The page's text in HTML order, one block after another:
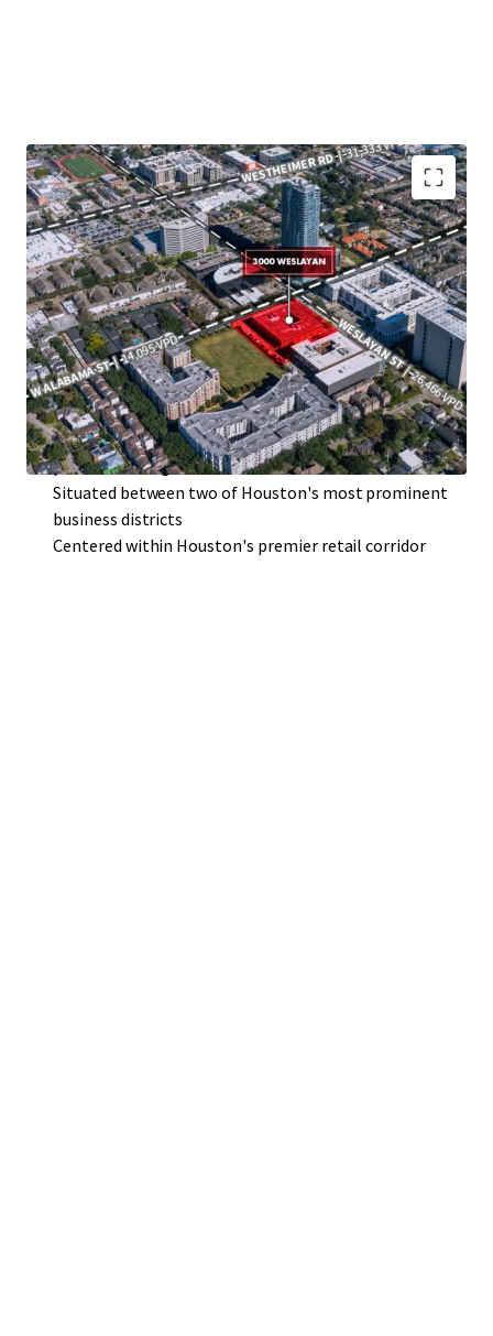
Potential future development within core infill
Houston
Value-add opportunity through lease-up
Significant capital improvements
Premier access and visibility
Surrounded by a growing population and flourishing
community
Irreplaceable location nestled within Houston's most
prominent neighborhoods
Situated between two of Houston's most prominent
business districts
Centered within Houston's premier retail corridor